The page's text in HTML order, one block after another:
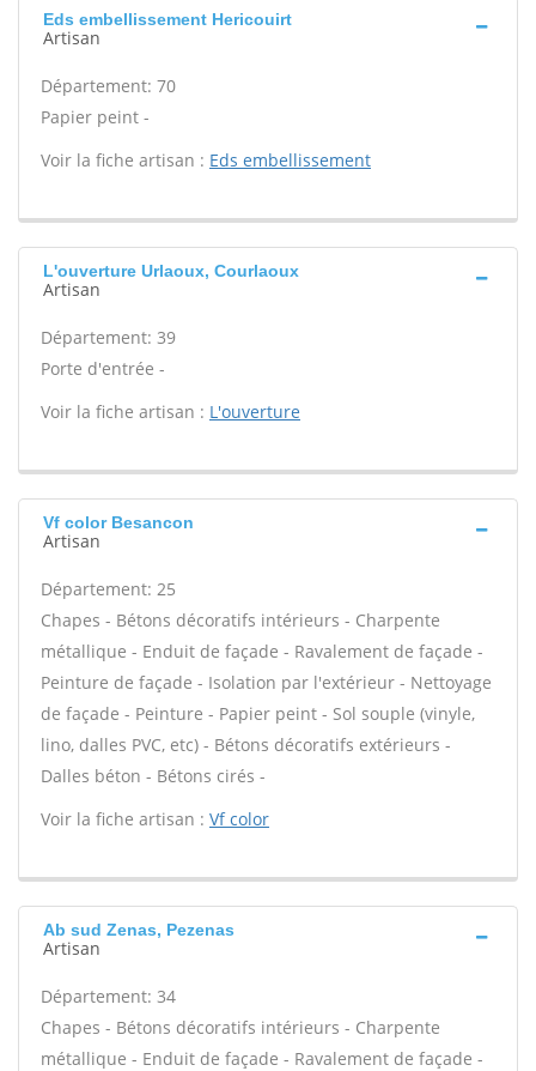
Eds embellissement Hericouirt
Artisan
Département: 70
Papier peint -
Voir la fiche artisan : Eds embellissement
L'ouverture Urlaoux, Courlaoux
Artisan
Département: 39
Porte d'entrée -
Voir la fiche artisan : L'ouverture
Vf color Besancon
Artisan
Département: 25
Chapes - Bétons décoratifs intérieurs - Charpente
métallique - Enduit de façade - Ravalement de façade -
Peinture de façade - Isolation par l'extérieur - Nettoyage
de façade - Peinture - Papier peint - Sol souple (vinyle,
lino, dalles PVC, etc) - Bétons décoratifs extérieurs -
Dalles béton - Bétons cirés -
Voir la fiche artisan : Vf color
Ab sud Zenas, Pezenas
Artisan
Département: 34
Chapes - Bétons décoratifs intérieurs - Charpente
métallique - Enduit de façade - Ravalement de façade -